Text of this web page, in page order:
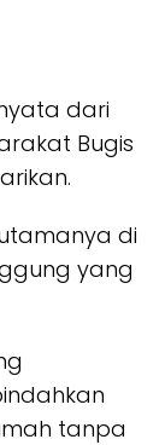
dari
Bugis
di
yang
tanpa